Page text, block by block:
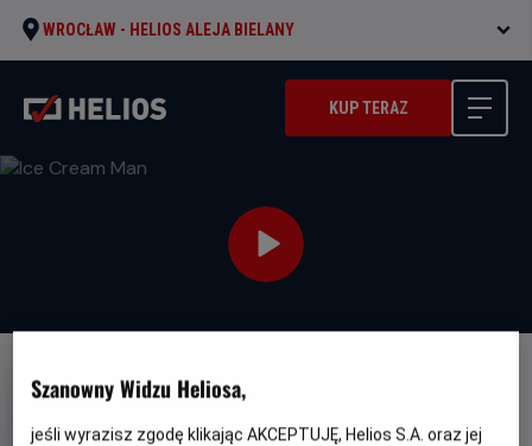
WROCŁAW - HELIOS ALEJA BIELANY
KUP TERAZ
NAPISY PREMIERA
Ice Cream Man
Szanowny Widzu Heliosa,
jeśli wyrazisz zgodę klikając AKCEPTUJĘ, Helios S.A. oraz jej